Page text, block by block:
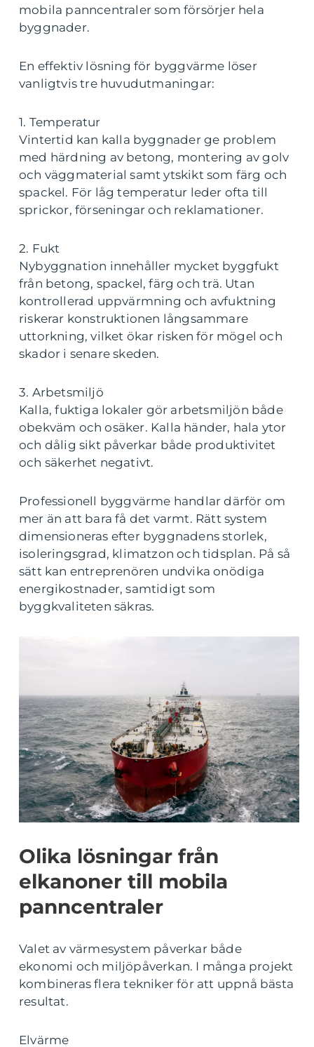
mobila panncentraler som försörjer hela
byggnader.
En effektiv lösning för byggvärme löser
vanligtvis tre huvudutmaningar:
1. Temperatur
Vintertid kan kalla byggnader ge problem
med härdning av betong, montering av golv
och väggmaterial samt ytskikt som färg och
spackel. För låg temperatur leder ofta till
sprickor, förseningar och reklamationer.
2. Fukt
Nybyggnation innehåller mycket byggfukt
från betong, spackel, färg och trä. Utan
kontrollerad uppvärmning och avfuktning
riskerar konstruktionen långsammare
uttorkning, vilket ökar risken för mögel och
skador i senare skeden.
3. Arbetsmiljö
Kalla, fuktiga lokaler gör arbetsmiljön både
obekväm och osäker. Kalla händer, hala ytor
och dålig sikt påverkar både produktivitet
och säkerhet negativt.
Professionell byggvärme handlar därför om
mer än att bara få det varmt. Rätt system
dimensioneras efter byggnadens storlek,
isoleringsgrad, klimatzon och tidsplan. På så
sätt kan entreprenören undvika onödiga
energikostnader, samtidigt som
byggkvaliteten säkras.
Olika lösningar från
elkanoner till mobila
panncentraler
Valet av värmesystem påverkar både
ekonomi och miljöpåverkan. I många projekt
kombineras flera tekniker för att uppnå bästa
resultat.
Elvärme